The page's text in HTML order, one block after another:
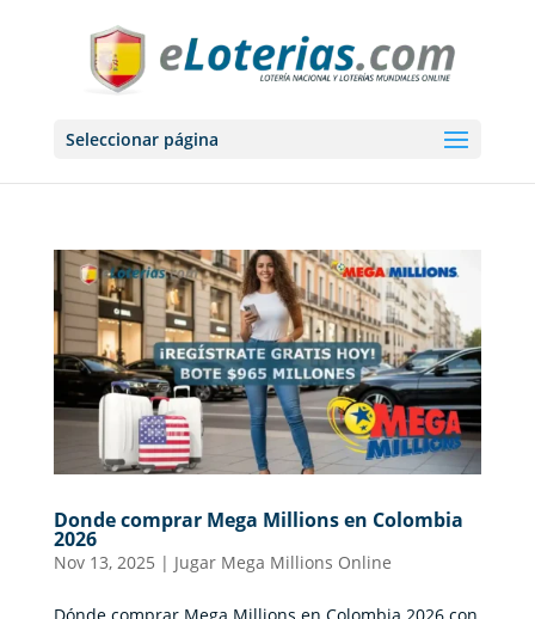
Seleccionar página
Donde comprar Mega Millions en Colombia
2026
Nov 13, 2025 | Jugar Mega Millions Online